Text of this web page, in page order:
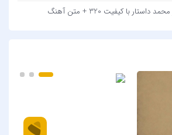
با کیفیت 320 + متن آهنگ